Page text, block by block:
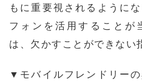
もに重要視されるように
フォンを活用することが
は、欠かすことができない
▼モバイルフレンドリー